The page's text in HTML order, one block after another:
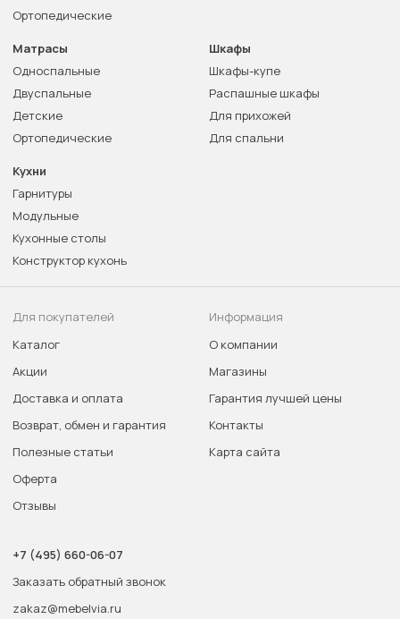
Ортопедические
Матрасы
Односпальные
Двуспальные
Детские
Ортопедические
Шкафы
Шкафы-купе
Распашные шкафы
Для прихожей
Для спальни
Кухни
Гарнитуры
Модульные
Кухонные столы
Конструктор кухонь
Для покупателей
Каталог
Акции
Доставка и оплата
Возврат, обмен и гарантия
Полезные статьи
Оферта
Отзывы
Информация
О компании
Магазины
Гарантия лучшей цены
Контакты
Карта сайта
+7 (495) 660-06-07
Заказать обратный звонок
zakaz@mebelvia.ru